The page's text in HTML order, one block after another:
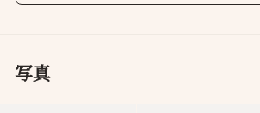
写真